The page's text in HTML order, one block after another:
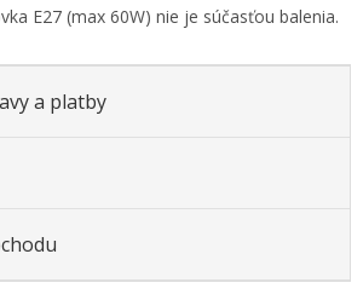
E27 (max 60W) nie je súčasťou balenia.
a platby